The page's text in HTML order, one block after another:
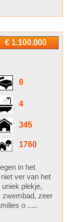
€ 1.100.000
6
4
345
1760
in het
ver van het
plekje,
zwembad, zeer
o .....